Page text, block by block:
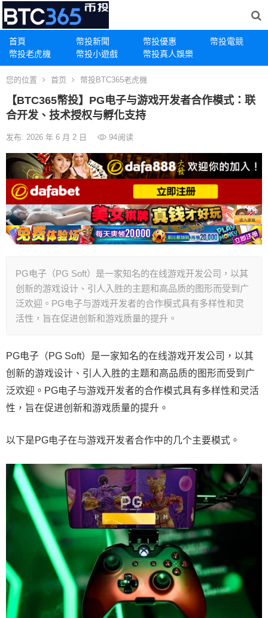
首頁 幣投新聞 幣投優惠
幣投電競
幣投老虎機
幣投小遊戲 幣投真人娛樂
您的位置 首页 幣投BTC365老虎機
【BTC365幣投】PG电子与游戏开发者合作模式：联
合开发、技术授权与孵化支持
发布: 2026 年 6 月 2 日 94阅读
PG电子（PG Soft）是一家知名的在线游戏开发公司，以其
创新的游戏设计、引人入胜的主题和高品质的图形而受到广
泛欢迎。PG电子与游戏开发者的合作模式具有多样性和灵
活性，旨在促进创新和游戏质量的提升。
PG电子（PG Soft）是一家知名的在线游戏开发公司，以其
创新的游戏设计、引人入胜的主题和高品质的图形而受到广
泛欢迎。PG电子与游戏开发者的合作模式具有多样性和灵活
性，旨在促进创新和游戏质量的提升。
以下是PG电子在与游戏开发者合作中的几个主要模式。